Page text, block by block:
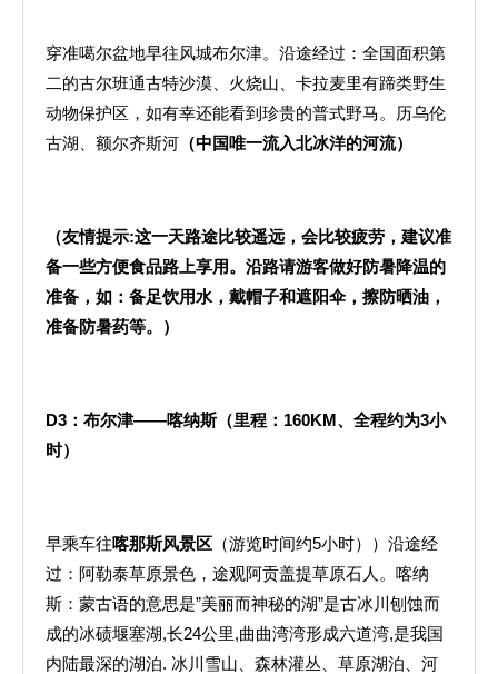
穿准噶尔盆地早往风城布尔津。沿途经过：全国面积第
二的古尔班通古特沙漠、火烧山、卡拉麦里有蹄类野生
动物保护区，如有幸还能看到珍贵的普式野马。历乌伦
古湖、额尔齐斯河 （中国唯一流入北冰洋的河流）
（友情提示:这一天路途比较遥远，会比较疲劳，建议准
备一些方便食品路上享用。沿路请游客做好防暑降温的
准备，如：备足饮用水，戴帽子和遮阳伞，擦防晒油，
准备防暑药等。）
D3 ：布尔津——喀纳斯（里程： 160KM、全程约为3小
时）
早乘车往喀那斯风景区 （游览时间约5小时））沿途经
过：阿勒泰草原景色，途观阿贡盖提草原石人。喀纳
斯：蒙古语的意思是”美丽而神秘的湖”是古冰川刨蚀而
成的冰碛堰塞湖,长24公里,曲曲湾湾形成六道湾,是我国
内陆最深的湖泊. 冰川雪山、森林灌丛、草原湖泊、河